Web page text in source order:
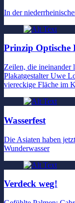
In der
Prinzip Optische
Zeilen, die ineinander
Plakatgestalter Uwe
viereckige Fläche im
Wasserfest
Die Asiaten haben
Wunderwasser
Verdeck weg!